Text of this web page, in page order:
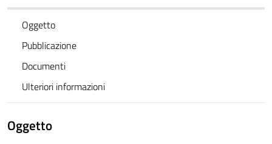
Oggetto
Pubblicazione
Documenti
Ulteriori informazioni
Oggetto